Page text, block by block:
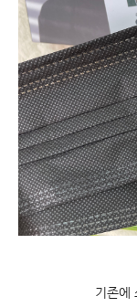
기존에